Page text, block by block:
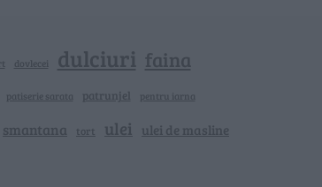
dovlecei dulciuri faina
patiserie sarata patrunjel pentru iarna
smantana tort ulei ulei de masline